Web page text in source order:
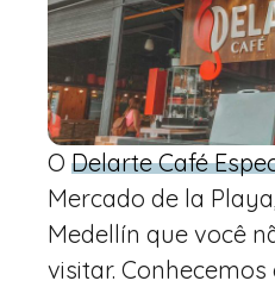
O Delarte Café
Mercado de la
Medellín que você
visitar.